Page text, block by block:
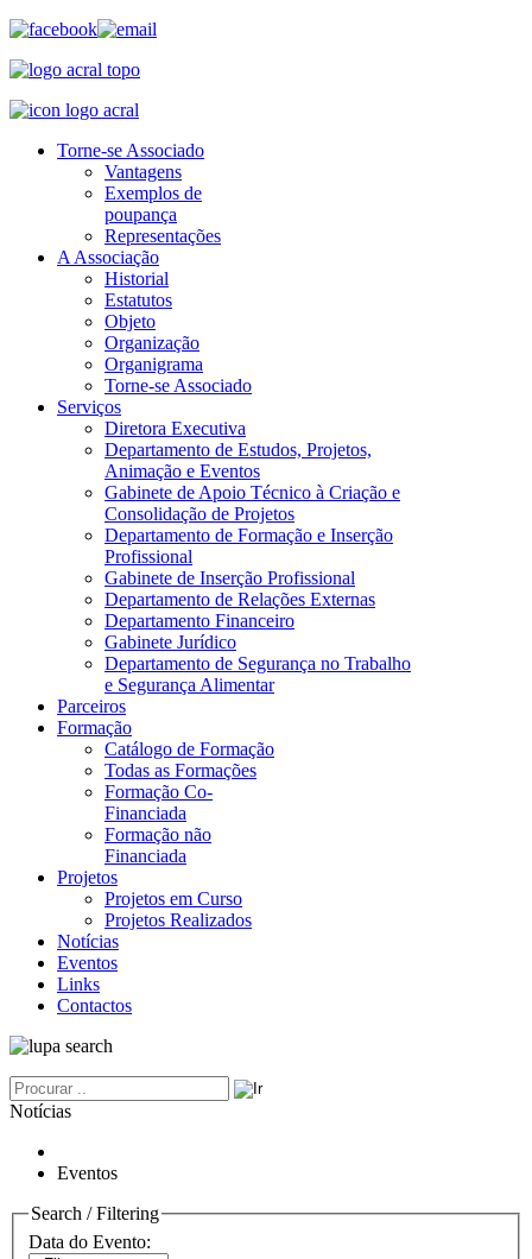
Torne-se Associado
Vantagens
Exemplos de
poupança
Representações
A Associação
Historial
Estatutos
Objeto
Organização
Organigrama
Torne-se Associado
Serviços
Diretora Executiva
Departamento de Estudos, Projetos,
Animação e Eventos
Gabinete de Apoio Técnico à Criação e
Consolidação de Projetos
Departamento de Formação e Inserção
Profissional
Gabinete de Inserção Profissional
Departamento de Relações Externas
Departamento Financeiro
Gabinete Jurídico
Departamento de Segurança no Trabalho
e Segurança Alimentar
Parceiros
Formação
Catálogo de Formação
Todas as Formações
Formação Co-
Financiada
Formação não
Financiada
Projetos
Projetos em Curso
Projetos Realizados
Notícias
Eventos
Links
Contactos
Notícias
Eventos
Search / Filtering
Data do Evento: